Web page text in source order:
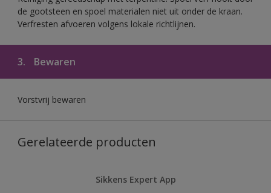
de gootsteen en spoel materialen niet uit onder de kraan.
Verfresten afvoeren volgens lokale richtlijnen.
3. Bewaren
Vorstvrij bewaren
Gerelateerde producten
Sikkens Expert App